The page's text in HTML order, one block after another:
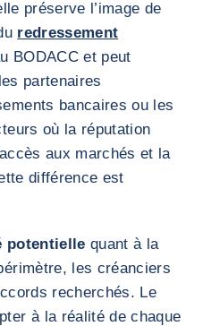
préserve l’image de
redressement
BODACC et peut
partenaires
bancaires ou les
où la réputation
aux marchés et la
différence est
potentielle quant à la
les créanciers
recherchés. Le
à la réalité de chaque